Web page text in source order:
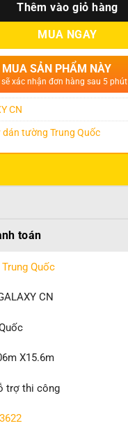
Thêm vào giỏ hàng
MUA NGAY
SẢN PHẨM NÀY
xác nhận đơn hàng sau 5 phút
CN
dán tường Trung Quốc
toán
Quốc
CN
X15.6m
trợ thi công